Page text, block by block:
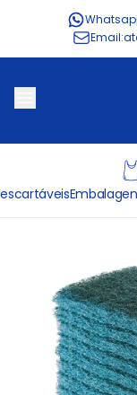
Email: